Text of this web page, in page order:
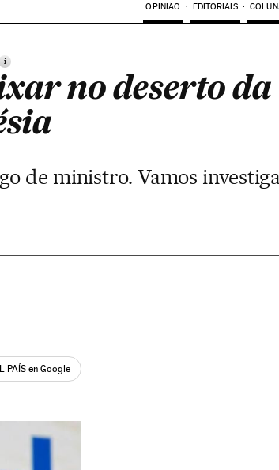
OPINIÃO EDITORIAIS
i
no deserto da
de ministro. Vamos
PAÍS en Google